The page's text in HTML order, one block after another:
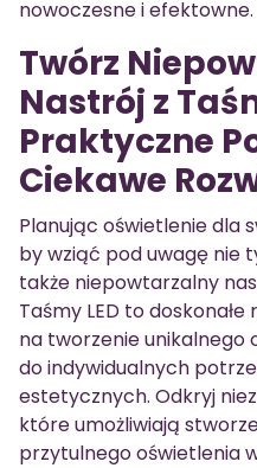
nowoczesne i efektowne.
Twórz
Nastrój z
Praktyczne
Ciekawe
Planując oświetlenie dla
by wziąć pod uwagę nie
także niepowtarzalny
Taśmy LED to
na tworzenie unikalnego
do indywidualnych
estetycznych. Odkryj
które umożliwiają
przytulnego oświetlenia